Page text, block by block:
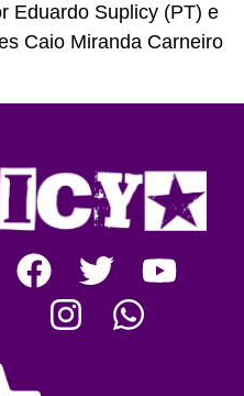
Eduardo Suplicy (PT) e
Caio Miranda Carneiro